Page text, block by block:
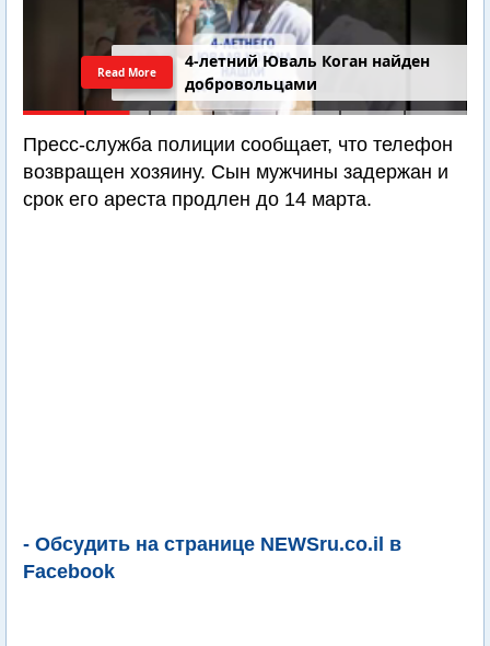
4-летний Юваль Коган найден
добровольцами
Read More
Пресс-служба полиции сообщает, что телефон
возвращен хозяину. Сын мужчины задержан и
срок его ареста продлен до 14 марта.
- Обсудить на странице NEWSru.co.il в
Facebook